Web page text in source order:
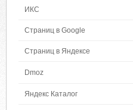
ИКС
Страниц в Google
Страниц в Яндексе
Dmoz
Яндекс Каталог